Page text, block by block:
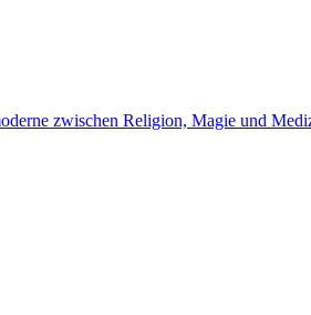
zwischen Religion, Magie und